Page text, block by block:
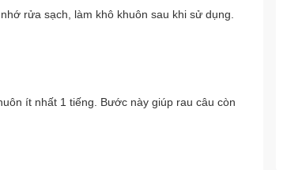
rửa sạch, làm khô khuôn sau khi sử dụng.
ít nhất 1 tiếng. Bước này giúp rau câu còn